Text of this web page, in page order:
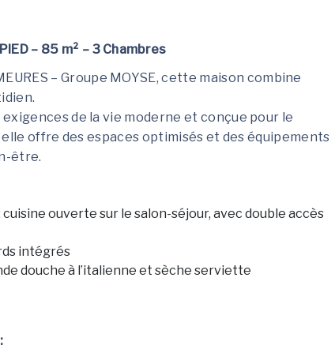
– 85 m² – 3 Chambres
– Groupe MOYSE, cette maison combine
de la vie moderne et conçue pour le
offre des espaces optimisés et des équipements
être.
cuisine ouverte sur le salon-séjour, avec double accès
intégrés
douche à l’italienne et sèche serviette